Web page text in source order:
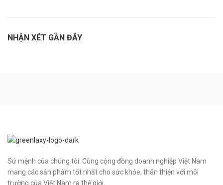
NHẬN XÉT GẦN ĐÂY
Sứ mệnh của chúng tôi: Cùng cộng đồng doanh nghiệp Việt Nam
mang các sản phẩm tốt nhất cho sức khỏe, thân thiện với môi
trường của Việt Nam ra thế giới.